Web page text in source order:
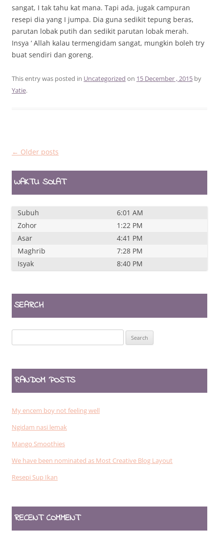
sangat, I tak tahu kat mana. Tapi ada, jugak campuran
resepi dia yang I jumpa. Dia guna sedikit tepung beras,
parutan lobak putih dan sedikit parutan lobak merah.
Insya ‘ Allah kalau termengidam sangat, mungkin boleh try
buat sendiri dan goreng.
This entry was posted in Uncategorized on 15 December , 2015 by
Yatie.
Post
← Older posts
WAKTU SOLAT
Subuh
6:01 AM
Zohor
1:22 PM
Asar
4:41 PM
Maghrib
7:28 PM
Isyak
8:40 PM
SEARCH
for:
RANDOM POSTS
My encem boy not feeling well
Ngidam nasi lemak
Mango Smoothies
We have been nominated as Most Creative Blog Layout
Resepi Sup Ikan
RECENT COMMENT